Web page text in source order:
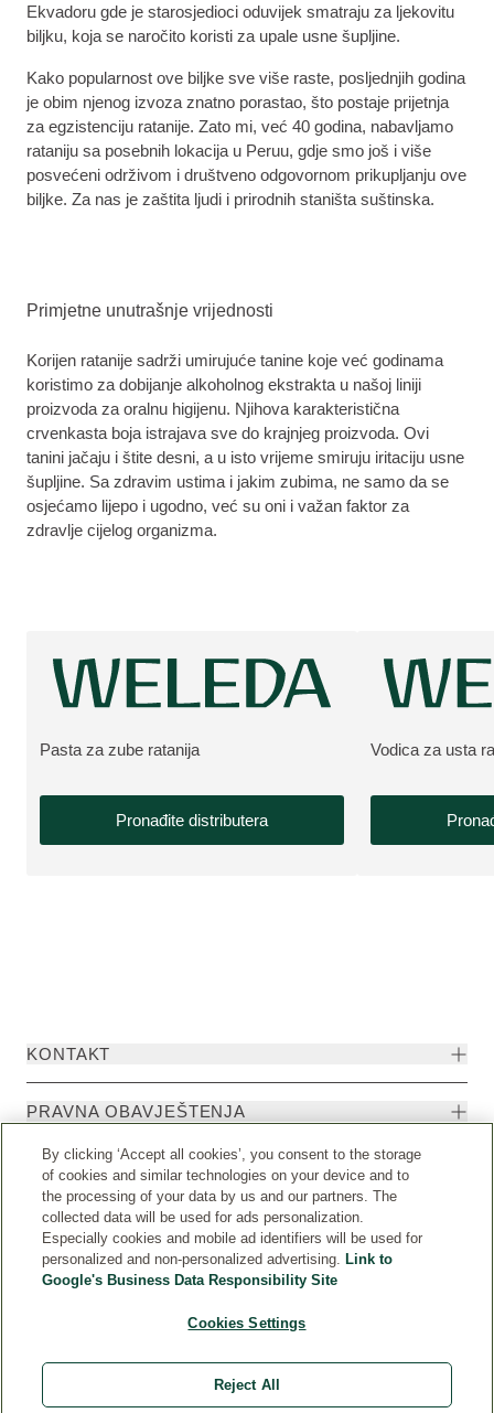
Ekvadoru gde je starosjedioci oduvijek smatraju za ljekovitu
biljku, koja se naročito koristi za upale usne šupljine.
Kako popularnost ove biljke sve više raste, posljednjih godina
je obim njenog izvoza znatno porastao, što postaje prijetnja
za egzistenciju ratanije. Zato mi, već 40 godina, nabavljamo
rataniju sa posebnih lokacija u Peruu, gdje smo još i više
posvećeni održivom i društveno odgovornom prikupljanju ove
biljke. Za nas je zaštita ljudi i prirodnih staništa suštinska.
Primjetne unutrašnje vrijednosti
Korijen ratanije sadrži umirujuće tanine koje već godinama
koristimo za dobijanje alkoholnog ekstrakta u našoj liniji
proizvoda za oralnu higijenu. Njihova karakteristična
crvenkasta boja istrajava sve do krajnjeg proizvoda. Ovi
tanini jačaju i štite desni, a u isto vrijeme smiruju iritaciju usne
šupljine. Sa zdravim ustima i jakim zubima, ne samo da se
osjećamo lijepo i ugodno, već su oni i važan faktor za
zdravlje cijelog organizma.
VIŠE O PROIZVODU:
Pasta za zube ratanija
Pronađite distributera
VIŠE O
Vodica za usta
KONTAKT
PRAVNA OBAVJEŠTENJA
Weleda International © Weleda 2026
By clicking ‘Accept all cookies’, you consent to the storage
of cookies and similar technologies on your device and to
the processing of your data by us and our partners. The
collected data will be used for ads personalization.
Especially cookies and mobile ad identifiers will be used for
personalized and non-personalized advertising. Link to
Google's Business Data Responsibility Site
Cookies Settings
Reject All